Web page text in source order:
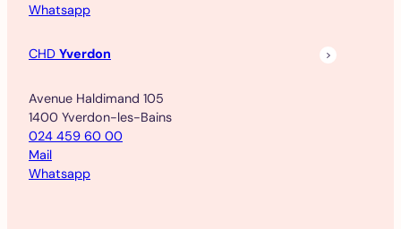
Whatsapp
CHD Yverdon
Avenue Haldimand 105
1400 Yverdon-les-Bains
024 459 60 00
Mail
Whatsapp